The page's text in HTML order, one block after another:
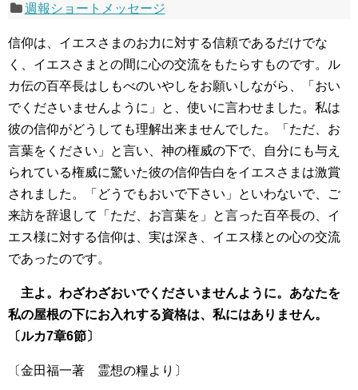
週報ショートメッセージ
信仰は、イエスさまのお力に対する信頼であるだけでな
く、イエスさまとの間に心の交流をもたらすものです。ル
カ伝の百卒長はしもべのいやしをお願いしながら、「おい
でくださいませんように」と、使いに言わせました。私は
彼の信仰がどうしても理解出来ませんでした。「ただ、お
言葉をください」と言い、神の権威の下で、自分にも与え
られている権威に驚いた彼の信仰告白をイエスさまは激賞
されました。「どうでもおいで下さい」といわないで、ご
来訪を辞退して「ただ、お言葉を」と言った百卒長の、イ
エス様に対する信仰は、実は深き、イエス様との心の交流
であったのです。
主よ。わざわざおいでくださいませんように。あなたを
私の屋根の下にお入れする資格は、私にはありません。
〔ルカ7章6節〕
〔金田福一著 霊想の糧より〕